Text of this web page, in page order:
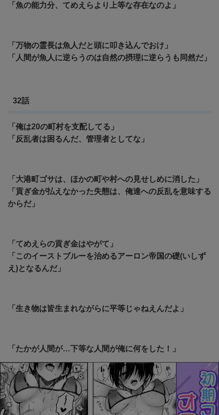
「魚の能力分、てめえらより上等な存在なのよ」
「万物の霊長は魚人だと頭に叩き込んでおけ」
「人間が魚人に逆らうのは自然の摂理に逆らうも同然だ」
32話
「俺は20の町村を支配してる」
「反乱者は困るんだ、管理者としてな」
「大港町ゴサは、ほかの町や村への見せしめに消した」
「貢ぎ金が払えなかった失態は、俺達への反乱を意味する
からだ」
「てめえらの貢ぎ金はやがて」
「このイーストブルーを治めるアーロン帝国の礎(いしず
え)となるんだ」
「生き物は皆生まれながらに平等じゃねえんだよ」
「たかが人間が…下等な人間が俺に何をした！」